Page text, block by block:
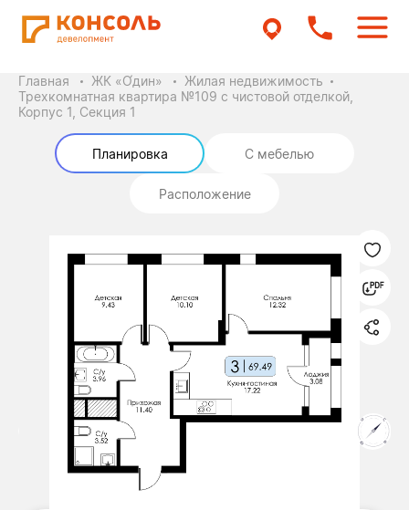
Главная ЖК «О́дин»
Жилая недвижимость
Трехкомнатная квартира №109 с чистовой отделкой,
Корпус 1, Секция 1
Планировка С мебелью
Расположение